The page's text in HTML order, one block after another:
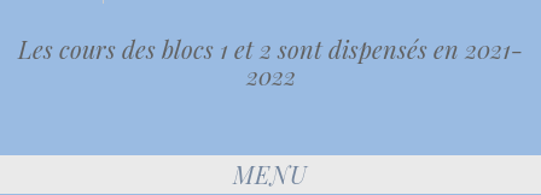
Les cours des blocs 1 et 2 sont dispensés en 2021-
2022
MENU